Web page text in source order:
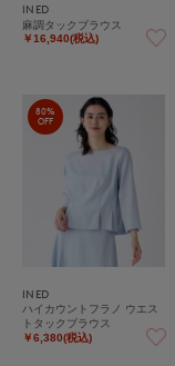
INED
麻調タックブラウス
￥16,940(税込)
80%
OFF
INED
ハイカウントフラノ ウエス
トタックブラウス
￥6,380(税込)